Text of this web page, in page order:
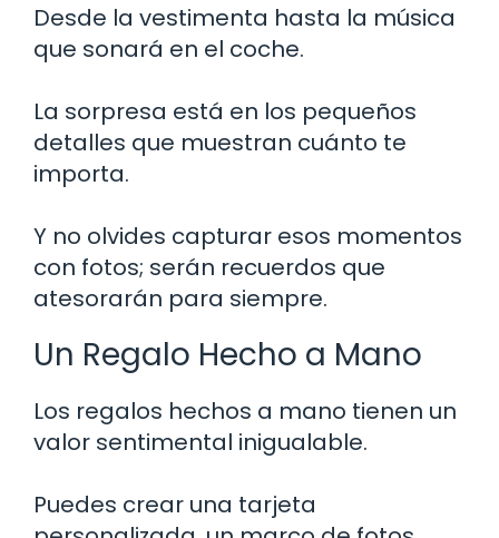
Desde la vestimenta hasta la música
que sonará en el coche.
La sorpresa está en los pequeños
detalles que muestran cuánto te
importa.
Y no olvides capturar esos momentos
con fotos; serán recuerdos que
atesorarán para siempre.
Un Regalo Hecho a Mano
Los regalos hechos a mano tienen un
valor sentimental inigualable.
Puedes crear una tarjeta